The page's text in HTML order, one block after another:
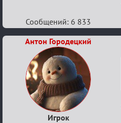
Сообщений: 6 833
Антон Городецкий
Игрок